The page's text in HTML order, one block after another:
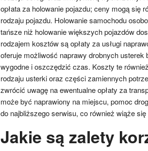
opłata za holowanie pojazdu; ceny mogą się
rodzaju pojazdu. Holowanie samochodu
tańsze niż holowanie większych pojazdów
rodzajem kosztów są opłaty za usługi
oferuje możliwość naprawy drobnych
wygodne i oszczędzić czas. Koszty te
rodzaju usterki oraz części zamiennych
zwrócić uwagę na ewentualne opłaty za
może być naprawiony na miejscu, pomoc
do najbliższego serwisu, co również wiąże
Jakie są zalety